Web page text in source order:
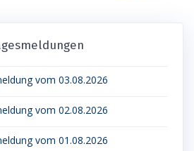
vom 03.08.2026
vom 02.08.2026
vom 01.08.2026